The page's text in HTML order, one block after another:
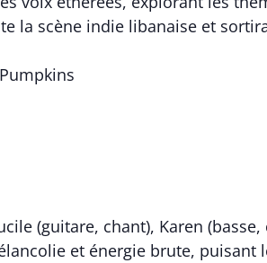
la scène indie libanaise et
(guitare, chant), Karen
et énergie brute, puisant